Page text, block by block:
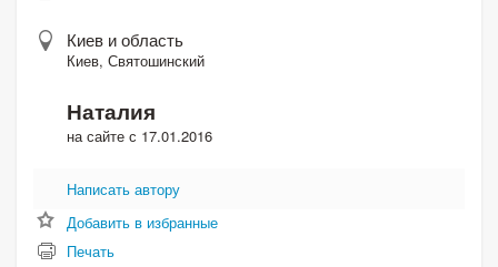
Киев и область
Киев, Святошинский
Наталия
на сайте с 17.01.2016
Написать автору
Добавить в избранные
Печать